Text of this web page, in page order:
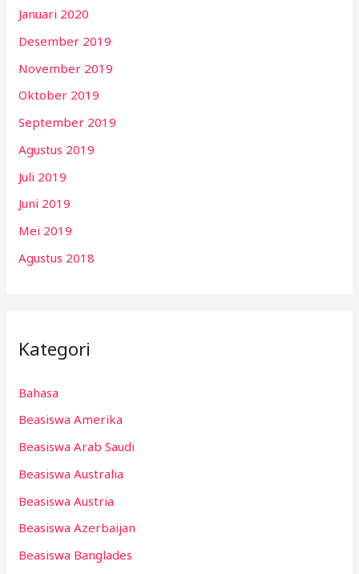
Januari 2020
Desember 2019
November 2019
Oktober 2019
September 2019
Agustus 2019
Juli 2019
Juni 2019
Mei 2019
Agustus 2018
Kategori
Bahasa
Beasiswa Amerika
Beasiswa Arab Saudi
Beasiswa Australia
Beasiswa Austria
Beasiswa Azerbaijan
Beasiswa Banglades